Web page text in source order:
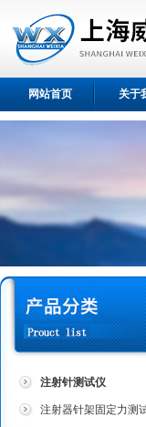
网站首页 关于
注射针测试仪
注射器针架固定力测